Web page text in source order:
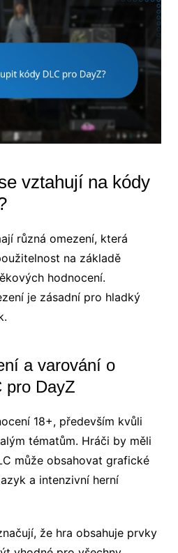
vztahují na kódy
různá omezení, která
na základě
hodnocení.
je zásadní pro hladký
a varování o
pro DayZ
18+, především kvůli
tématům. Hráči by měli
může obsahovat grafické
a intenzivní herní
že hra obsahuje prvky